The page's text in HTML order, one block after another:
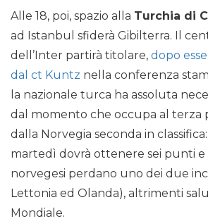
Alle 18, poi, spazio alla Turchia di
ad Istanbul sfiderà Gibilterra. Il
dell’Inter partirà titolare, dopo
dal ct Kuntz nella conferenza
la nazionale turca ha assoluta
dal momento che occupa al terza
dalla Norvegia seconda in
martedì dovrà ottenere sei punti e
norvegesi perdano uno dei due
Lettonia ed Olanda), altrimenti
Mondiale.